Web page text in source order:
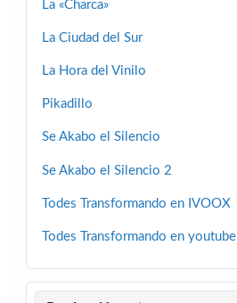
La «Charca»
La Ciudad del Sur
La Hora del Vinilo
Pikadillo
Se Akabo el Silencio
Se Akabo el Silencio 2
Todes Transformando en IVOOX
Todes Transformando en youtube